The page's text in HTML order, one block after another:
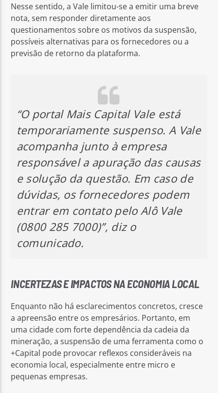
Nesse sentido, a Vale limitou-se a emitir uma breve
nota, sem responder diretamente aos
questionamentos sobre os motivos da suspensão,
possíveis alternativas para os fornecedores ou a
previsão de retorno da plataforma.
“O portal Mais Capital Vale está
temporariamente suspenso. A Vale
acompanha junto à empresa
responsável a apuração das causas
e solução da questão. Em caso de
dúvidas, os fornecedores podem
entrar em contato pelo Alô Vale
(0800 285 7000)”, diz o
comunicado.
INCERTEZAS E IMPACTOS NA ECONOMIA LOCAL
Enquanto não há esclarecimentos concretos, cresce
a apreensão entre os empresários. Portanto, em
uma cidade com forte dependência da cadeia da
mineração, a suspensão de uma ferramenta como o
+Capital pode provocar reflexos consideráveis na
economia local, especialmente entre micro e
pequenas empresas.